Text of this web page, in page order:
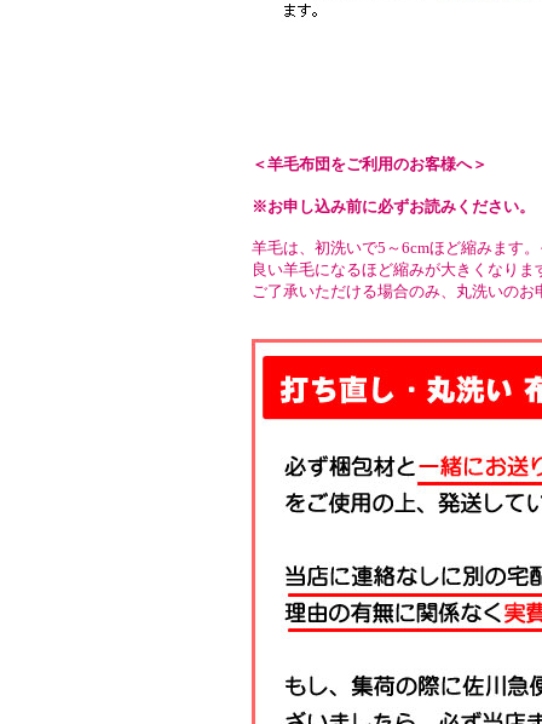
＜羊毛布団をご利用のお客様へ＞
※お申し込み前に必ずお読みください。
羊毛は、初洗いで5～6cmほど縮みます
良い羊毛になるほど縮みが大きくなりま
ご了承いただける場合のみ、丸洗いの